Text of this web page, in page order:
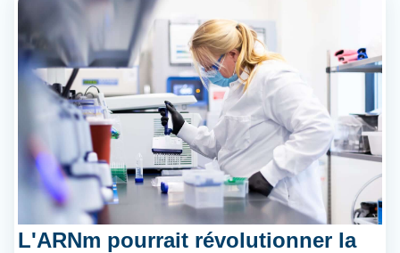
L'ARNm pourrait révolutionner la